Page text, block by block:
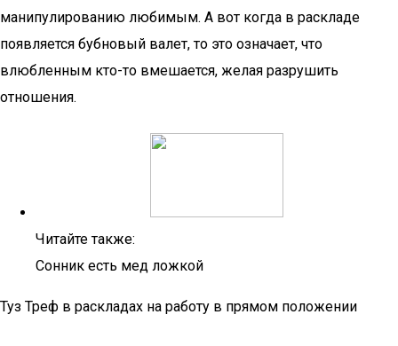
манипулированию любимым. А вот когда в раскладе
появляется бубновый валет, то это означает, что
влюбленным кто-то вмешается, желая разрушить
отношения.
Читайте также:
Сонник есть мед ложкой
Туз Треф в раскладах на работу в прямом положении